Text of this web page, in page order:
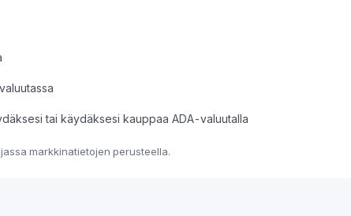
tai käydäksesi kauppaa ADA-valuutalla
markkinatietojen perusteella.